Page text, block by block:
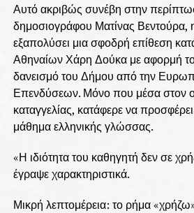
Αυτό ακριβώς συνέβη στην
δημοσιογράφου Ματίνας Βεντούρα,
εξαπολύσει μια σφοδρή επίθεση
Αθηναίων Χάρη Δούκα με αφορμή
δανεισμό του Δήμου από την
Επενδύσεων. Μόνο που μέσα στον
καταγγελίας, κατάφερε να
μάθημα ελληνικής γλώσσας.
«Η ιδιότητα του καθηγητή δεν σε
έγραψε χαρακτηριστικά.
Μικρή λεπτομέρεια: το ρήμα